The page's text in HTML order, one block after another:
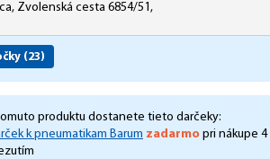
Zvolenská cesta 6854/51,
(23)
produktu dostanete tieto darčeky:
k pneumatikam Barum zadarmo pri nákupe 4